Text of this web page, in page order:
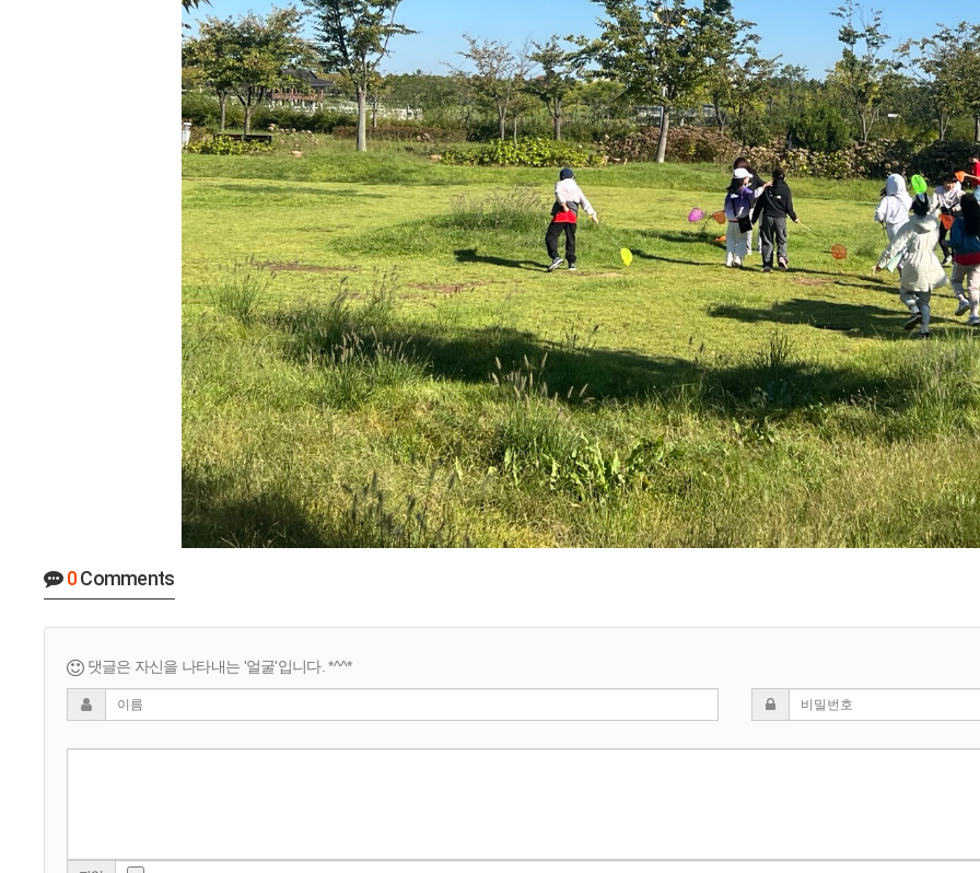
0Comments
댓글은 자신을 나타내는 '얼굴'입니다. *^^*